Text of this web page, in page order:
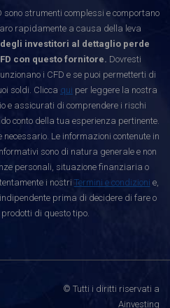
sono strumenti complessi e comportano
rapidamente a causa della leva
degli investitori al dettaglio perde
con questo fornitore. Dovresti
i CFD e se puoi permetterti di
soldi. Clicca qui per leggere la nostra
e assicurati di comprendere i rischi
conto della tua esperienza pertinente.
Le informazioni contenute in
sono di natura generale e non
personali, situazione finanziaria o
i nostri Termini e condizioni e,
prima di decidere di fare o
di questo tipo.
© Tutti i diritti riservati a
Ainvesting